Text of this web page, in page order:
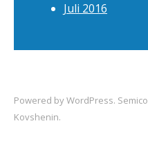
Juli 2016
Powered byWordPress.
Kovshenin.